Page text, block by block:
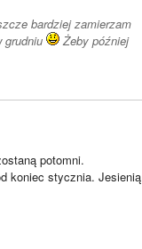
bardziej zamierzam
Żeby później
potomni.
koniec stycznia. Jesienią